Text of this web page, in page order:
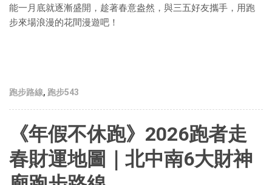
能一月底就逐漸盛開，趁著春意盎然，與三五好友攜手，用跑
步來場浪漫的花間漫遊吧！
跑步路線, 跑步543
《年假不休跑》2026跑者走
春財運地圖｜北中南6大財神